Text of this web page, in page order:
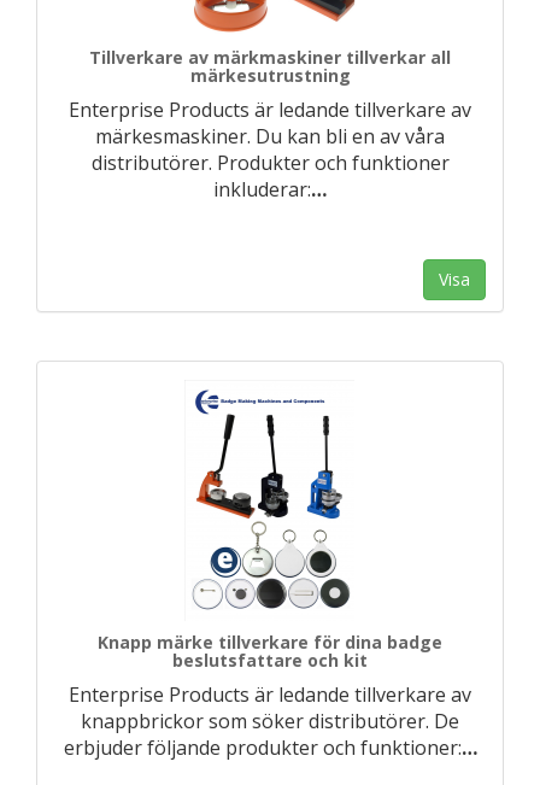
Tillverkare av märkmaskiner tillverkar all
märkesutrustning
Enterprise Products är ledande tillverkare av
märkesmaskiner. Du kan bli en av våra
distributörer. Produkter och funktioner
inkluderar:…
Visa
Knapp märke tillverkare för dina badge
beslutsfattare och kit
Enterprise Products är ledande tillverkare av
knappbrickor som söker distributörer. De
erbjuder följande produkter och funktioner:…